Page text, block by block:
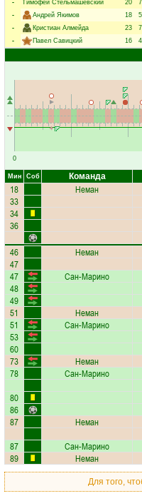
-
Тимофей Стельмашевский 20
-
Андрей Якимов 18
-
Кристиан Алмейда 23
-
Павел Савицкий 16
0
Мин Соб Команда
18 Неман
33
34
36
46 Неман
47
47 Сан-Марино
48
49
51 Неман
51 Сан-Марино
53
60
73 Неман
78 Сан-Марино
80
86
87 Неман
87 Сан-Марино
89 Неман
Для того,